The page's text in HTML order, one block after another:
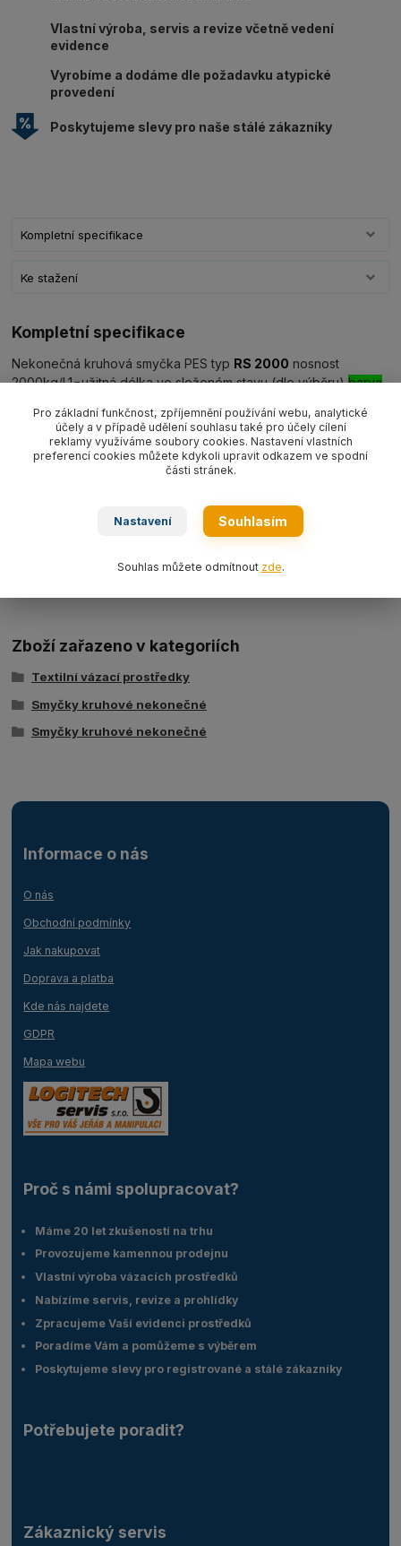
Vlastní výroba, servis a revize včetně vedení
evidence
Vyrobíme a dodáme dle požadavku atypické
provedení
Poskytujeme slevy pro naše stálé zákazníky
Kompletní specifikace
Ke stažení
Kompletní specifikace
Nekonečná kruhová smyčka PES typ RS 2000 nosnost
2000kg/L1=užitná délka ve složeném stavu (dle výběru)barva
Zboží zařazeno v kategoriích
Textilní vázací prostředky
Smyčky kruhové nekonečné
Smyčky kruhové nekonečné
Informace o nás
O nás
Obchodní podmínky
Jak nakupovat
Doprava a platba
Kde nás najdete
GDPR
Mapa webu
Proč s námi spolupracovat?
Máme 20 let zkušeností na trhu
Provozujeme kamennou prodejnu
Vlastní výroba vázacích prostředků
Nabízíme servis, revize a prohlídky
Zpracujeme Vaší evidenci prostředků
Poradíme Vám a pomůžeme s výběrem
Poskytujeme slevy pro registrované a stálé zákazníky
Potřebujete poradit?
Zákaznický servis
Pro základní funkčnost, zpříjemnění používání webu, analytické
účely a v případě udělení souhlasu také pro účely cílení
reklamy využíváme soubory cookies. Nastavení vlastních
preferencí cookies můžete kdykoli upravit odkazem ve spodní
části stránek.
Nastavení Souhlasím
Souhlas můžete odmítnout zde.